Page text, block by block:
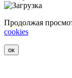
Продолжая
cookies
ок